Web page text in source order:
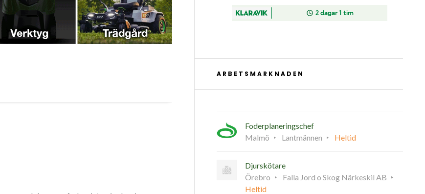
ARBETSMARKNADEN
Foderplaneringschef
Malmö
Lantmännen Heltid
Djurskötare
Örebro
Falla Jord o Skog Närkeskil AB
Heltid